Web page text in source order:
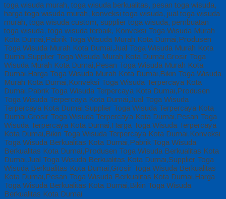
toga wisuda murah, toga wisuda berkualitas, pesan toga wisuda,
harga toga wisuda murah, konveksi toga wisuda, jual toga wisuda
murah, toga wisuda custom, supplier toga wisuda, pembuatan
toga wisuda, toga wisuda terbaik, Konveksi Toga Wisuda Murah
Kota Dumai,Pabrik Toga Wisuda Murah Kota Dumai,Produsen
Toga Wisuda Murah Kota Dumai,Jual Toga Wisuda Murah Kota
Dumai,Supplier Toga Wisuda Murah Kota Dumai,Grosir Toga
Wisuda Murah Kota Dumai,Pesan Toga Wisuda Murah Kota
Dumai,Harga Toga Wisuda Murah Kota Dumai,Bikin Toga Wisuda
Murah Kota Dumai,Konveksi Toga Wisuda Terpercaya Kota
Dumai,Pabrik Toga Wisuda Terpercaya Kota Dumai,Produsen
Toga Wisuda Terpercaya Kota Dumai,Jual Toga Wisuda
Terpercaya Kota Dumai,Supplier Toga Wisuda Terpercaya Kota
Dumai,Grosir Toga Wisuda Terpercaya Kota Dumai,Pesan Toga
Wisuda Terpercaya Kota Dumai,Harga Toga Wisuda Terpercaya
Kota Dumai,Bikin Toga Wisuda Terpercaya Kota Dumai,Konveksi
Toga Wisuda Berkualitas Kota Dumai,Pabrik Toga Wisuda
Berkualitas Kota Dumai,Produsen Toga Wisuda Berkualitas Kota
Dumai,Jual Toga Wisuda Berkualitas Kota Dumai,Supplier Toga
Wisuda Berkualitas Kota Dumai,Grosir Toga Wisuda Berkualitas
Kota Dumai,Pesan Toga Wisuda Berkualitas Kota Dumai,Harga
Toga Wisuda Berkualitas Kota Dumai,Bikin Toga Wisuda
Berkualitas Kota Dumai